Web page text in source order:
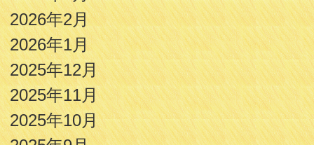
2026年2月
2026年1月
2025年12月
2025年11月
2025年10月